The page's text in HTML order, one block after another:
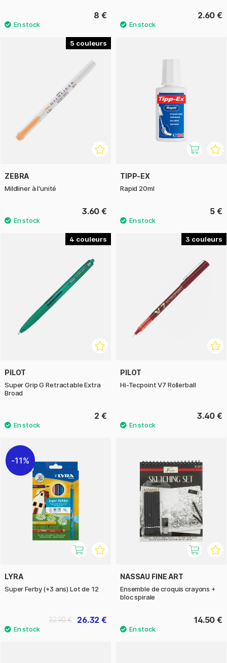
8 € 2.60 €
5
ZEBRA
Mildliner à l'unité
3.60 €
TIPP-EX
Rapid 20ml
5 €
4
PILOT
Super Grip G Retractable Extra
Broad
2 €
3
PILOT
Hi-Tecpoint V7 Rollerball
3.40 €
11%
LYRA
Super Ferby (+3 ans) Lot de 12
26.32 €
32.90 €
NASSAU FINE ART
Ensemble de croquis crayons +
bloc spirale
14.50 €